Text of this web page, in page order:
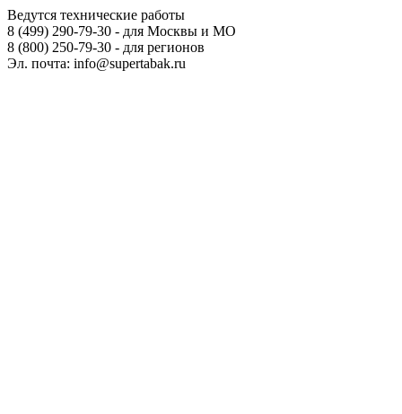
Ведутся технические работы
8 (499) 290-79-30 - для Москвы и МО
8 (800) 250-79-30 - для регионов
Эл. почта: info@supertabak.ru